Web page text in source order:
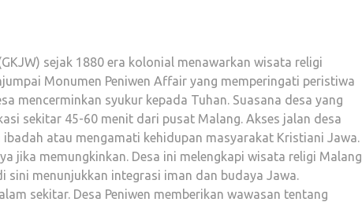
sejak 1880 era kolonial menawarkan wisata religi
Monumen Peniwen Affair yang memperingati peristiwa
mencerminkan syukur kepada Tuhan. Suasana desa yang
sekitar 45-60 menit dari pusat Malang. Akses jalan desa
atau mengamati kehidupan masyarakat Kristiani Jawa.
jika memungkinkan. Desa ini melengkapi wisata religi Malang
sini menunjukkan integrasi iman dan budaya Jawa.
sekitar. Desa Peniwen memberikan wawasan tentang